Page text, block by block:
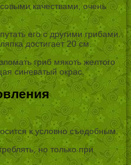
качествами, очень
его с другими грибами.
достигает 20 см.
гриб мякоть желтого
синеватый окрас.
к условно съедобным.
но только при